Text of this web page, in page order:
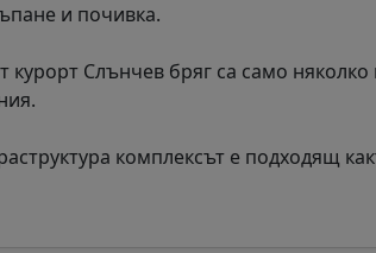
и почивка.
Слънчев бряг са само няколко
комплексът е подходящ